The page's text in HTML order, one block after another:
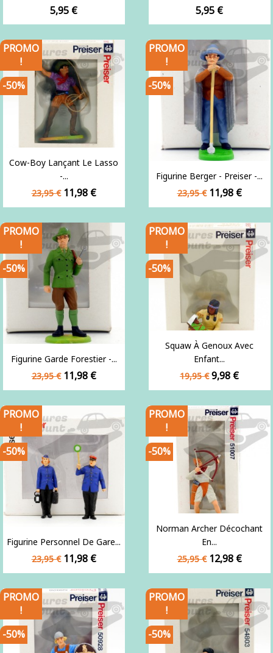
Prix
5,95 € Prix
5,95 €
Cow-Boy Lançant Le Lasso
-...
Prix
de
23,95 € Prix
11,98 €
PROMO
!
-50%
Figurine Berger - Preiser -...
Prix
de
23,95 € Prix
11,98 €
PROMO
!
-50%
Figurine Garde Forestier -...
Prix
de
23,95 € Prix
11,98 €
PROMO
!
-50%
Squaw À Genoux Avec
Enfant...
Prix
de
19,95 € Prix
9,98 €
PROMO
!
-50%
Figurine Personnel De Gare...
Prix
de
23,95 € Prix
11,98 €
PROMO
!
-50%
Norman Archer Décochant
En...
Prix
de
25,95 € Prix
12,98 €
PROMO
!
-50%
PROMO
!
-50%
PROMO
!
-50%